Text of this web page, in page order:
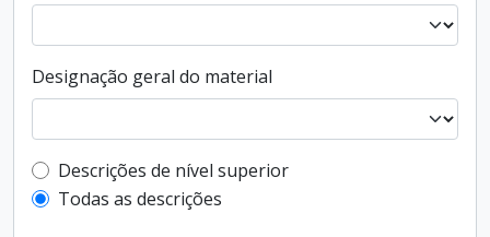
Designação geral do material
Filtro de descrição de nível superior
Descrições de nível superior
Todas as descrições